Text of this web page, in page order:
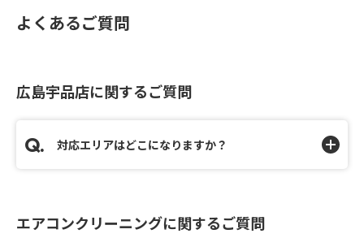
よくあるご質問
広島宇品店に関するご質問
対応エリアはどこになりますか？
エアコンクリーニングに関するご質問